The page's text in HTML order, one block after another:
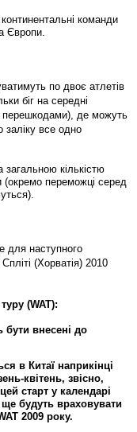
команди
Європи.
по двоє атлетів
біг на середні
перешкодами), де можуть
заліку все одно
кількістю
(окремо переможці серед
для наступного
(Хорватія) 2010
(WAT):
внесені до
в Китаї наприкінці
квітень, звісно,
старт у календарі
будуть враховувати
2009 року.